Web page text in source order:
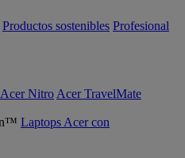
Productos sostenibles Profesional
Acer Nitro Acer TravelMate
Laptops Acer con